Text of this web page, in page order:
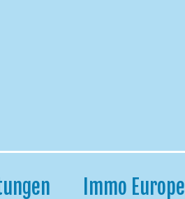
Immo Europe